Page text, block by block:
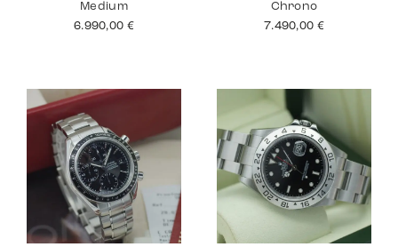
Medium
6.990,00 €
Chrono
7.490,00 €